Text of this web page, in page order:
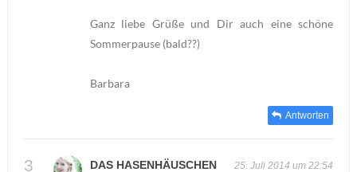
Ganz liebe Grüße und Dir auch eine schöne
Sommerpause (bald??)
Barbara
Antworten
DAS HASENHÄUSCHEN 25. Juli 2014 um 22:54